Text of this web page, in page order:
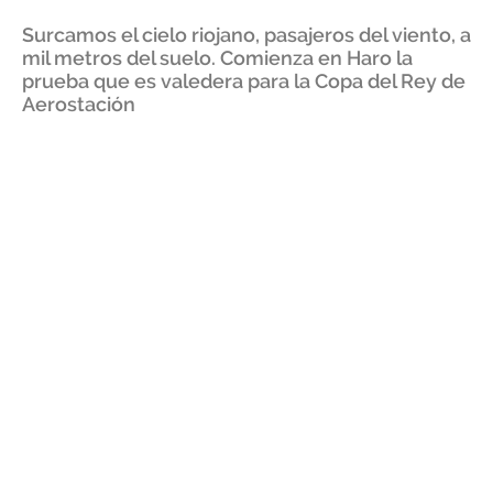
Surcamos el cielo riojano, pasajeros del viento, a
mil metros del suelo. Comienza en Haro la
prueba que es valedera para la Copa del Rey de
Aerostación